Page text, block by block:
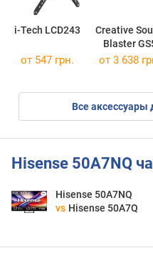
i-Tech LCD243
Creative
Blaster
от 547 грн. от 3 638
Все аксессуары
Hisense 50A7NQ
Hisense 50A7NQ
vs Hisense 50A7Q